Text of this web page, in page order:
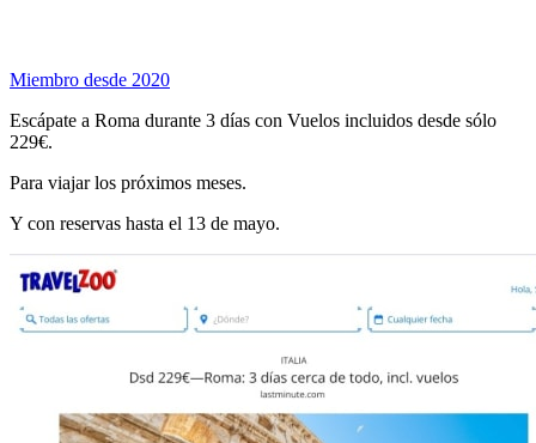
Miembro desde 2020
Escápate a Roma durante 3 días con Vuelos incluidos desde sólo
229€.
Para viajar los próximos meses.
Y con reservas hasta el 13 de mayo.